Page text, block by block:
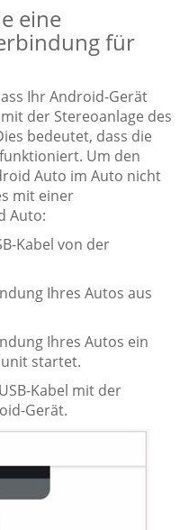
eine
für
Ihr Android-Gerät
der Stereoanlage des
bedeutet, dass die
Um den
Auto im Auto nicht
mit einer
Auto:
Kabel von der
Ihres Autos aus
Ihres Autos ein
startet.
Kabel mit der
Gerät.